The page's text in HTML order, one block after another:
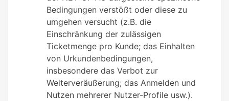
Bedingungen verstößt oder diese zu
umgehen versucht (z.B. die
Einschränkung der zulässigen
Ticketmenge pro Kunde; das Einhalten
von Urkundenbedingungen,
insbesondere das Verbot zur
Weiterveräußerung; das Anmelden und
Nutzen mehrerer Nutzer-Profile usw.).